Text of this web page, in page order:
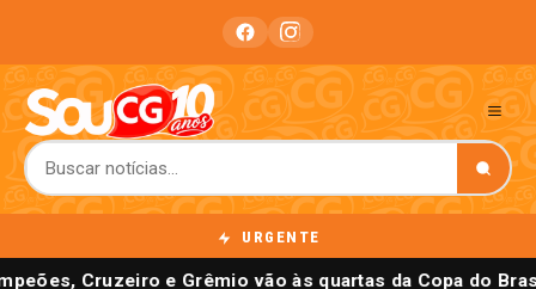
URGENTE
Cruzeiro e Grêmio vão às quartas da Copa do